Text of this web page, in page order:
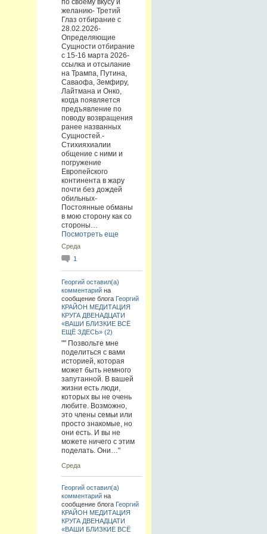
желанию- Третий
Глаз отбирание с
28.02.2026-
Определяющие
Сущности отбирание
с 15-16 марта 2026-
ссылка и отсылание
на Трампа, Путина,
Саваофа, Земфиру,
Лайтмана и Онко,
когда появляется
предъявление по
поводу возвращения
ранее названных
Сущностей.-
Стихияхиалии
общение с ними и
погружение
Европейского
континента в жару
почти без дождей
обильных-
Постоянные обманы
в мою сторону как со
стороны…
Посмотреть еще
Среда
1
Георгий оставил(а)
комментарийна
сообщение блога Георгий
КРАЙОН МЕДИТАЦИЯ
КРУГА ДВЕНАДЦАТИ
«ВАШИ БЛИЗКИЕ ВСЁ
ЕЩЁ ЗДЕСЬ» (2)
"" Позвольте мне
поделиться с вами
историей, которая
может быть немного
запутанной. В вашей
жизни есть люди,
которых вы не очень
любите. Возможно,
это члены семьи или
просто знакомые, но
они есть. И вы не
можете ничего с этим
поделать. Они…"
Среда
Георгий оставил(а)
комментарийна
сообщение блога Георгий
КРАЙОН МЕДИТАЦИЯ
КРУГА ДВЕНАДЦАТИ
«ВАШИ БЛИЗКИЕ ВСЁ